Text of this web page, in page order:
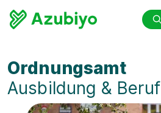
Ordnungsamt
Ausbildung & Beruf